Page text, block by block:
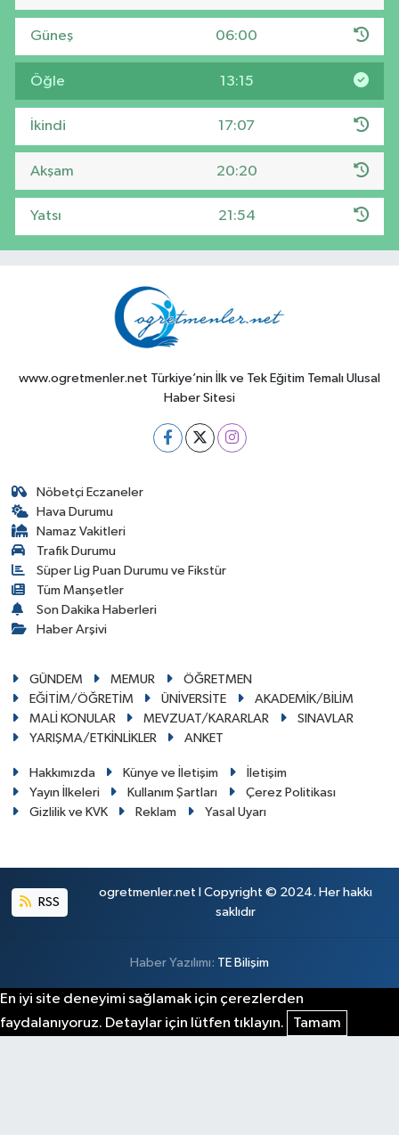
Güneş 06:00
Öğle 13:15
İkindi 17:07
Akşam 20:20
Yatsı 21:54
www.ogretmenler.net Türkiye’nin İlk ve Tek Eğitim Temalı Ulusal
Haber Sitesi
Nöbetçi Eczaneler
Hava Durumu
Namaz Vakitleri
Trafik Durumu
Süper Lig Puan Durumu ve Fikstür
Tüm Manşetler
Son Dakika Haberleri
Haber Arşivi
GÜNDEM MEMUR
ÖĞRETMEN
EĞİTİM/ÖĞRETİM
ÜNİVERSİTE
AKADEMİK/BİLİM
MALİ KONULAR
MEVZUAT/KARARLAR
SINAVLAR
YARIŞMA/ETKİNLİKLER
ANKET
Hakkımızda Künye ve İletişim
İletişim
Yayın İlkeleri
Kullanım Şartları
Çerez Politikası
Gizlilik ve KVK
Reklam Yasal Uyarı
RSS
ogretmenler.net I Copyright © 2024. Her hakkı
saklıdır
Haber Yazılımı: TE Bilişim
En iyi site deneyimi sağlamak için çerezlerden
faydalanıyoruz. Detaylar için lütfen tıklayın.
Tamam